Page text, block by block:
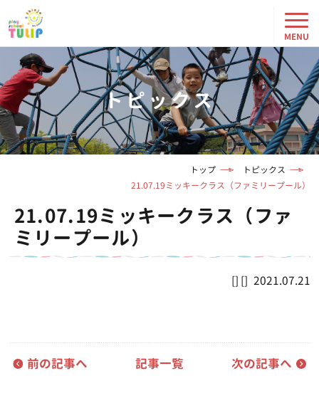
トピックス
トップ
トピックス
21.07.19ミッキークラス（ファミリープール）
21.07.19ミッキークラス（ファ
ミリープール）
2021.07.21
前の記事へ 記事一覧 次の記事へ